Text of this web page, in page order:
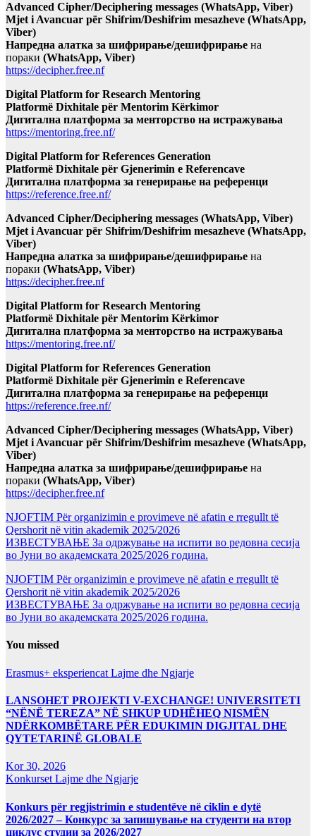
Advanced Cipher/Deciphering messages (WhatsApp, Viber)
Mjet i Avancuar për Shifrim/Deshifrim mesazheve (WhatsApp,
Viber)
Напредна алатка за шифрирање/дешифрирање на
пораки (WhatsApp, Viber)
https://decipher.free.nf
Digital Platform for Research Mentoring
Platformë Dixhitale për Mentorim Kërkimor
Дигитална платформа за менторство на истражувања
https://mentoring.free.nf/
Digital Platform for References Generation
Platformë Dixhitale për Gjenerimin e Referencave
Дигитална платформа за генерирање на референци
https://reference.free.nf/
Advanced Cipher/Deciphering messages (WhatsApp, Viber)
Mjet i Avancuar për Shifrim/Deshifrim mesazheve (WhatsApp,
Viber)
Напредна алатка за шифрирање/дешифрирање на
пораки (WhatsApp, Viber)
https://decipher.free.nf
Digital Platform for Research Mentoring
Platformë Dixhitale për Mentorim Kërkimor
Дигитална платформа за менторство на истражувања
https://mentoring.free.nf/
Digital Platform for References Generation
Platformë Dixhitale për Gjenerimin e Referencave
Дигитална платформа за генерирање на референци
https://reference.free.nf/
Advanced Cipher/Deciphering messages (WhatsApp, Viber)
Mjet i Avancuar për Shifrim/Deshifrim mesazheve (WhatsApp,
Viber)
Напредна алатка за шифрирање/дешифрирање на
пораки (WhatsApp, Viber)
https://decipher.free.nf
NJOFTIM Për organizimin e provimeve në afatin e rregullt të
Qershorit në vitin akademik 2025/2026
ИЗВЕСТУВАЊЕ За одржување на испити во редовна сесија
во Јуни во академската 2025/2026 година.
NJOFTIM Për organizimin e provimeve në afatin e rregullt të
Qershorit në vitin akademik 2025/2026
ИЗВЕСТУВАЊЕ За одржување на испити во редовна сесија
во Јуни во академската 2025/2026 година.
You missed
Erasmus+ eksperiencat Lajme dhe Ngjarje
LANSOHET PROJEKTI V-EXCHANGE! UNIVERSITETI
“NËNË TEREZA” NË SHKUP UDHËHEQ NISMËN
NDËRKOMBËTARE PËR EDUKIMIN DIGJITAL DHE
QYTETARINË GLOBALE
Kor 30, 2026
Konkurset Lajme dhe Ngjarje
Konkurs për regjistrimin e studentëve në ciklin e dytë
2026/2027 – Конкурс за запишување на студенти на втор
циклус студии за 2026/2027